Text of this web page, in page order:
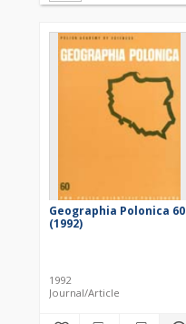
Geographia Polonica 60
(1992)
1992
Journal/Article